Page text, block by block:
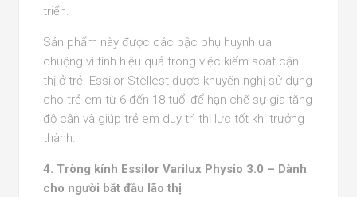
triển.
Sản phẩm này được các bậc phụ huynh ưa
chuộng vì tính hiệu quả trong việc kiểm soát cận
thị ở trẻ. Essilor Stellest được khuyến nghị sử dụng
cho trẻ em từ 6 đến 18 tuổi để hạn chế sự gia tăng
độ cận và giúp trẻ em duy trì thị lực tốt khi trưởng
thành.
4. Tròng kính Essilor Varilux Physio 3.0 – Dành
cho người bắt đầu lão thị